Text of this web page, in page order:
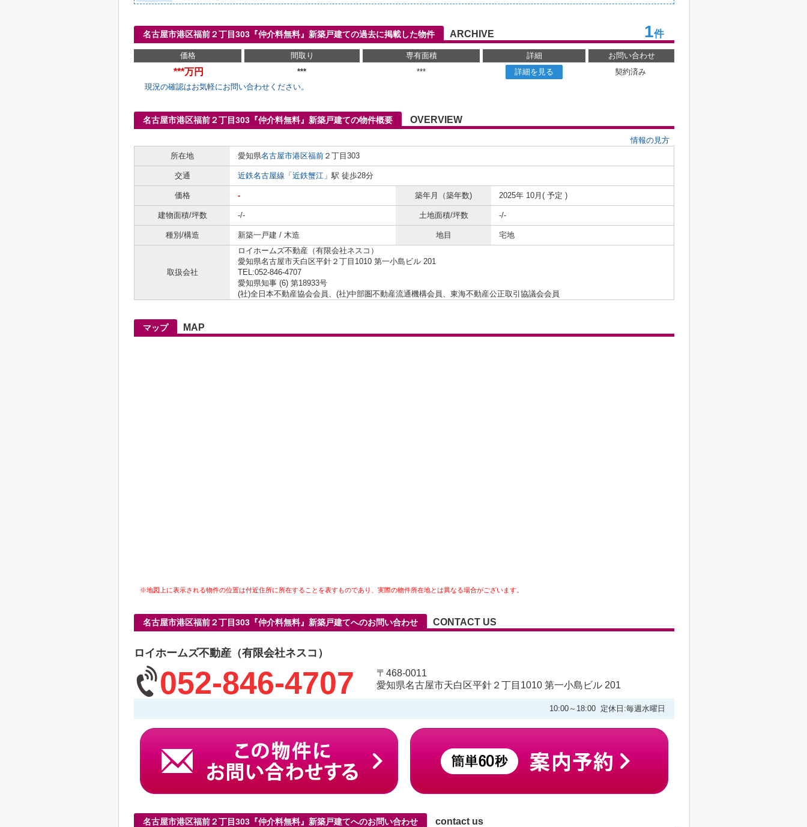
名古屋市港区福前２丁目303『仲介料無料』新築戸建ての過去に掲載した物件 ARCHIVE 1件
価格 間取り 専有面積 詳細 お問い合わせ
***万円 *** *** 詳細を見る
契約済み
現況の確認はお気軽にお問い合わせください。
名古屋市港区福前２丁目303『仲介料無料』新築戸建ての物件概要 OVERVIEW
情報の見方
所在地
愛知県名古屋市港区福前 ２丁目303
交通 近鉄名古屋線 「 近鉄蟹江 」駅 徒歩28分
価格 - 築年月（築年数) 2025年 10月( 予定 )
建物面積/坪数 -/- 土地面積/坪数 -/-
種別/構造 新築一戸建 / 木造 地目 宅地
取扱会社
ロイホームズ不動産（有限会社ネスコ）
愛知県名古屋市天白区平針２丁目1010 第一小島ビル 201
TEL:052-846-4707
愛知県知事 (6) 第18933号
(社)全日本不動産協会会員、(社)中部圏不動産流通機構会員、東海不動産公正取引協議会会員
マップ MAP
※地図上に表示される物件の位置は付近住所に所在することを表すものであり、実際の物件所在地とは異なる場合がございます。
名古屋市港区福前２丁目303『仲介料無料』新築戸建てへのお問い合わせ CONTACT US
ロイホームズ不動産（有限会社ネスコ）
052-846-4707
〒468-0011
愛知県名古屋市天白区平針２丁目1010 第一小島ビル 201
10:00～18:00 定休日:毎週水曜日
名古屋市港区福前２丁目303『仲介料無料』新築戸建てへのお問い合わせ contact us